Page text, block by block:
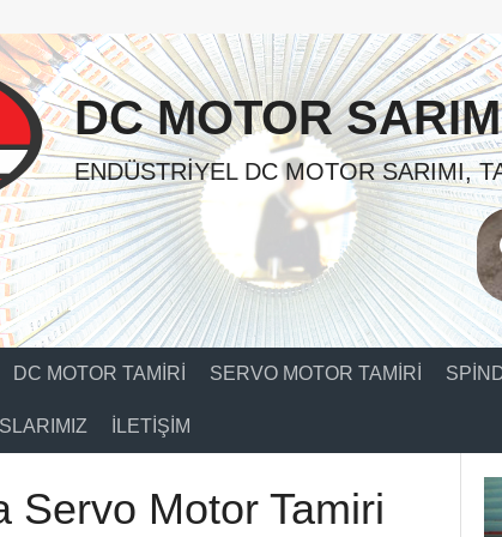
DC MOTOR
ENDÜSTRIYEL DC MOTOR SARIMI,
DC MOTOR TAMIRI SERVO MOTOR TAMIRI
İLETIŞIM
Servo Motor Tamiri